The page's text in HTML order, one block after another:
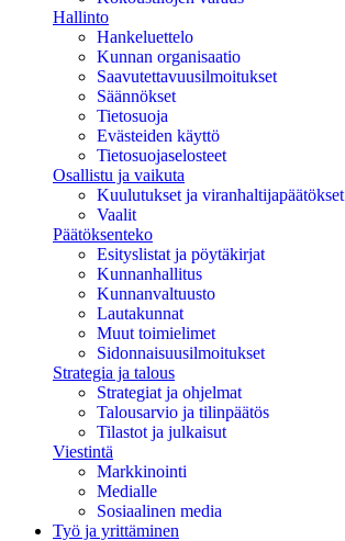
Hallinto
Hankeluettelo
Kunnan organisaatio
Saavutettavuusilmoitukset
Säännökset
Tietosuoja
Evästeiden käyttö
Tietosuojaselosteet
Osallistu ja vaikuta
Kuulutukset ja viranhaltijapäätökset
Vaalit
Päätöksenteko
Esityslistat ja pöytäkirjat
Kunnanhallitus
Kunnanvaltuusto
Lautakunnat
Muut toimielimet
Sidonnaisuusilmoitukset
Strategia ja talous
Strategiat ja ohjelmat
Talousarvio ja tilinpäätös
Tilastot ja julkaisut
Viestintä
Markkinointi
Medialle
Sosiaalinen media
Työ ja yrittäminen